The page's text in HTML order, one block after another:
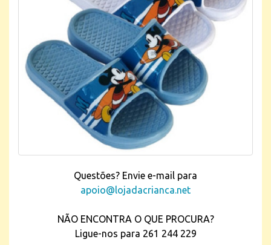
Questões? Envie e-mail para
apoio@lojadacrianca.net
NÃO ENCONTRA O QUE PROCURA?
Ligue-nos para 261 244 229